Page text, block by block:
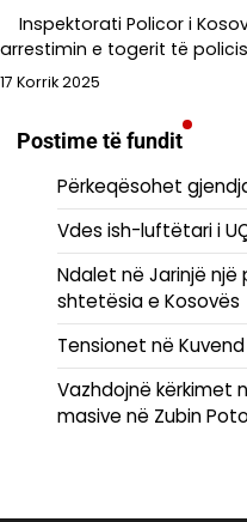
Inspektorati Policor i
arrestimin e togerit të
17 Korrik 2025
Postime të fundit
Përkeqësohet
Vdes ish-luftëtari i
Ndalet në Jarinjë një
shtetësia e Kosovës
Tensionet në
Vazhdojnë kërkimet
masive në Zubin